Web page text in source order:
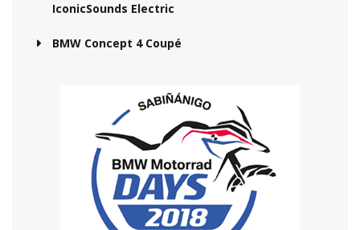
IconicSounds Electric
BMW Concept 4 Coupé